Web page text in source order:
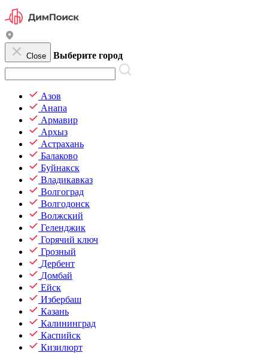
Close Выберите город
Азов
Анапа
Армавир
Архыз
Астрахань
Балаково
Буйнакск
Владикавказ
Волгоград
Волгодонск
Волжский
Геленджик
Горячий ключ
Грозный
Дербент
Домбай
Ейск
Избербаш
Казань
Калининград
Каспийск
Кизилюрт